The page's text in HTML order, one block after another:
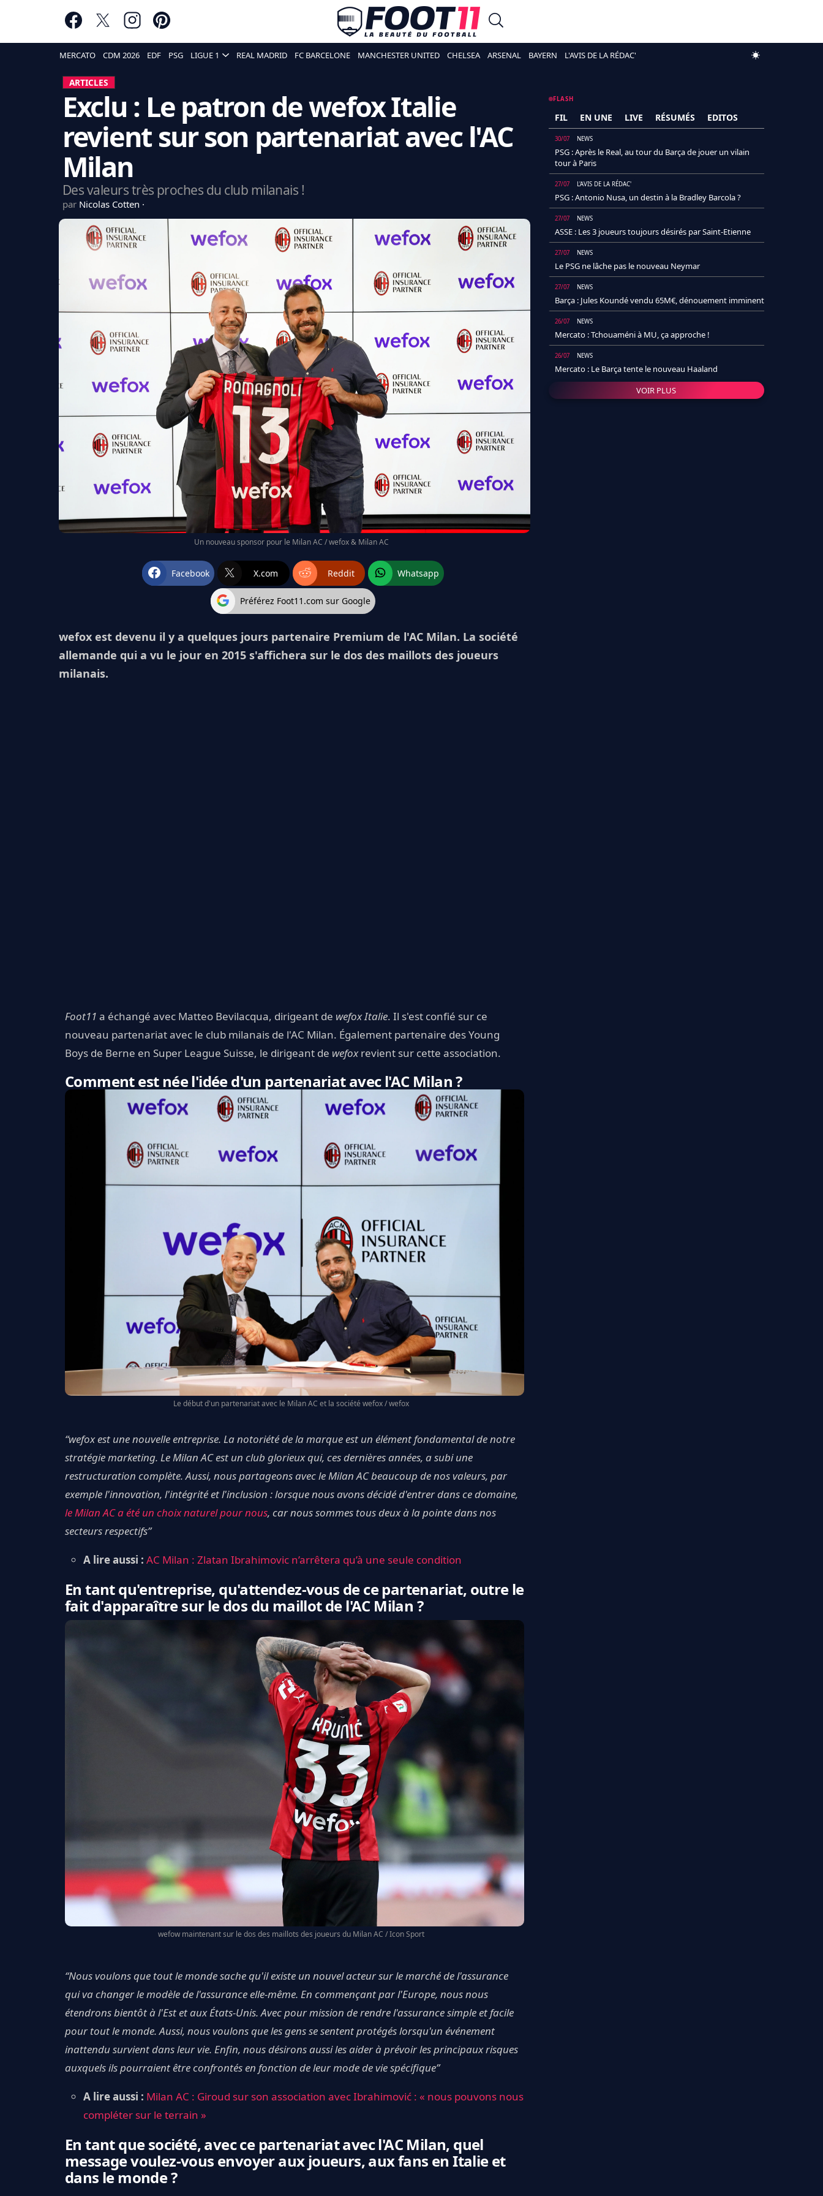
MERCATO CDM 2026 EDF PSG LIGUE 1 REAL MADRID FC BARCELONE MANCHESTER UNITED CHELSEA ARSENAL BAYERN L'AVIS DE LA RÉDAC'
ARTICLES
Exclu : Le patron de wefox Italie
revient sur son partenariat avec l'AC
Milan
Des valeurs très proches du club milanais !
par Nicolas Cotten
Un nouveau sponsor pour le Milan AC / wefox & Milan AC
Facebook X.com Reddit Whatsapp
Préférez Foot11.com sur Google
wefox est devenu il y a quelques jours partenaire Premium de l'AC Milan. La société
allemande qui a vu le jour en 2015 s'affichera sur le dos des maillots des joueurs
milanais.
Foot11 a échangé avec Matteo Bevilacqua, dirigeant de wefox Italie. Il s'est confié sur ce
nouveau partenariat avec le club milanais de l'AC Milan. Également partenaire des Young
Boys de Berne en Super League Suisse, le dirigeant de wefoxrevient sur cette association.
Comment est née l'idée d'un partenariat avec l'AC Milan ?
Le début d'un partenariat avec le Milan AC et la société wefox / wefox
“wefox est une nouvelle entreprise. La notoriété de la marque est un élément fondamental de notre
stratégie marketing. Le Milan AC est un club glorieux qui, ces dernières années, a subi une
restructuration complète. Aussi, nous partageons avec le Milan AC beaucoup de nos valeurs, par
exemple l'innovation, l'intégrité et l'inclusion : lorsque nous avons décidé d'entrer dans ce domaine,
le Milan AC a été un choix naturel pour nous, car nous sommes tous deux à la pointe dans nos
secteurs respectifs”
A lire aussi : AC Milan : Zlatan Ibrahimovic n’arrêtera qu’à une seule condition
En tant qu'entreprise, qu'attendez-vous de ce partenariat, outre le
fait d'apparaître sur le dos du maillot de l'AC Milan ?
wefow maintenant sur le dos des maillots des joueurs du Milan AC / Icon Sport
“Nous voulons que tout le monde sache qu'il existe un nouvel acteur sur le marché de l'assurance
qui va changer le modèle de l'assurance elle-même. En commençant par l'Europe, nous nous
étendrons bientôt à l'Est et aux États-Unis. Avec pour mission de rendre l'assurance simple et facile
pour tout le monde. Aussi, nous voulons que les gens se sentent protégés lorsqu'un événement
inattendu survient dans leur vie. Enfin, nous désirons aussi les aider à prévoir les principaux risques
auxquels ils pourraient être confrontés en fonction de leur mode de vie spécifique”
A lire aussi : Milan AC : Giroud sur son association avec Ibrahimović : « nous pouvons nous
compléter sur le terrain »
En tant que société, avec ce partenariat avec l'AC Milan, quel
message voulez-vous envoyer aux joueurs, aux fans en Italie et
dans le monde ?
FLASH
FIL EN UNE LIVE RÉSUMÉS EDITOS
30/07 NEWS
PSG : Après le Real, au tour du Barça de jouer un vilain
tour à Paris
27/07 L'AVIS DE LA RÉDAC'
PSG : Antonio Nusa, un destin à la Bradley Barcola ?
27/07 NEWS
ASSE : Les 3 joueurs toujours désirés par Saint-Etienne
27/07 NEWS
Le PSG ne lâche pas le nouveau Neymar
27/07 NEWS
Barça : Jules Koundé vendu 65M€, dénouement imminent
26/07 NEWS
Mercato : Tchouaméni à MU, ça approche !
26/07 NEWS
Mercato : Le Barça tente le nouveau Haaland
VOIR PLUS